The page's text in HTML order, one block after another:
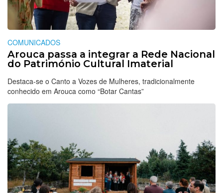
COMUNICADOS
Arouca passa a integrar a Rede Nacional
do Património Cultural Imaterial
Destaca-se o Canto a Vozes de Mulheres, tradicionalmente
conhecido em Arouca como “Botar Cantas”